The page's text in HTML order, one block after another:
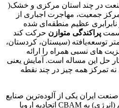
در چند استان مرکزی و خشک(
جمعیت، مهاجرت اجباری از
عظیم منطقه‌ای شده
سمت پراکندگی متوازن حرکت کند
توسعه‌یافته (سیستان، کردستان،
های نسبی همراه را ارائه
حل این مساله است. آمایش یعنی
تمرکز همه چیز در چند نقطه
صنعت ایران یکی از آلوده‌ترین صنایع
منطقه است. در یادداشت سوم (انرژی) به CBAM اتحادیه اروپا